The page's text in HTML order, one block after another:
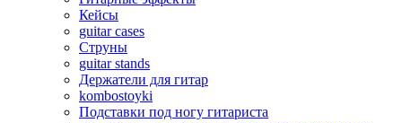
Кейсы
guitar cases
Струны
guitar stands
Держатели для гитар
kombostoyki
Подставки под ногу гитариста